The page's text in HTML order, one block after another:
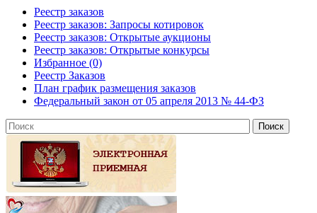
Реестр заказов
Реестр заказов: Запросы котировок
Реестр заказов: Открытые аукционы
Реестр заказов: Открытые конкурсы
Избранное (0)
Реестр Заказов
План график размещения заказов
Федеральный закон от 05 апреля 2013 № 44-ФЗ